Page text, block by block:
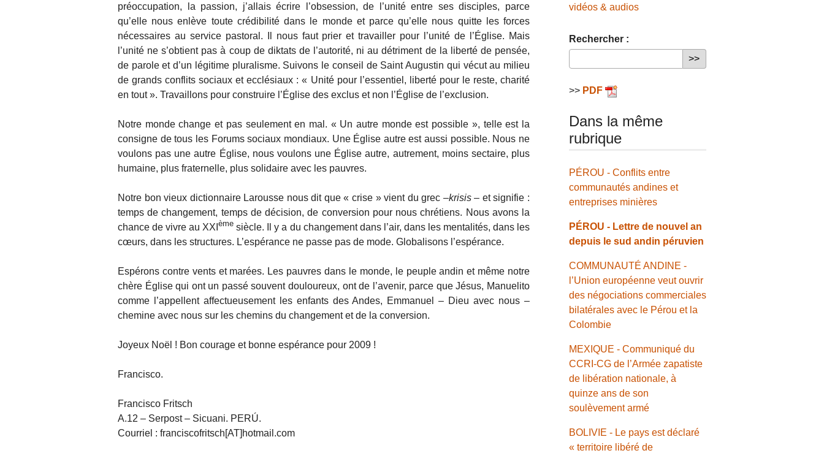
préoccupation, la passion, j’allais écrire l’obsession, de l’unité entre ses disciples, parce
qu’elle nous enlève toute crédibilité dans le monde et parce qu’elle nous quitte les forces
nécessaires au service pastoral. Il nous faut prier et travailler pour l’unité de l’Église. Mais
l’unité ne s’obtient pas à coup de diktats de l’autorité, ni au détriment de la liberté de pensée,
de parole et d’un légitime pluralisme. Suivons le conseil de Saint Augustin qui vécut au milieu
de grands conflits sociaux et ecclésiaux : « Unité pour l’essentiel, liberté pour le reste, charité
en tout ». Travaillons pour construire l’Église des exclus et non l’Église de l’exclusion.
Notre monde change et pas seulement en mal. « Un autre monde est possible », telle est la
consigne de tous les Forums sociaux mondiaux. Une Église autre est aussi possible. Nous ne
voulons pas une autre Église, nous voulons une Église autre, autrement, moins sectaire, plus
humaine, plus fraternelle, plus solidaire avec les pauvres.
Notre bon vieux dictionnaire Larousse nous dit que « crise » vient du grec –krisis– et signifie :
temps de changement, temps de décision, de conversion pour nous chrétiens. Nous avons la
chance de vivre au XXIème siècle. Il y a du changement dans l’air, dans les mentalités, dans les
cœurs, dans les structures. L’espérance ne passe pas de mode. Globalisons l’espérance.
Espérons contre vents et marées. Les pauvres dans le monde, le peuple andin et même notre
chère Église qui ont un passé souvent douloureux, ont de l’avenir, parce que Jésus, Manuelito
comme l’appellent affectueusement les enfants des Andes, Emmanuel – Dieu avec nous –
chemine avec nous sur les chemins du changement et de la conversion.
Joyeux Noël ! Bon courage et bonne espérance pour 2009 !
Francisco.
Francisco Fritsch
A.12 – Serpost – Sicuani. PERÚ.
Courriel : franciscofritsch[AT]hotmail.com
vidéos & audios
Rechercher :
>> PDF
Dans la même
rubrique
PÉROU - Conflits entre
communautés andines et
entreprises minières
PÉROU - Lettre de nouvel an
depuis le sud andin péruvien
COMMUNAUTÉ ANDINE -
l’Union européenne veut ouvrir
des négociations commerciales
bilatérales avec le Pérou et la
Colombie
MEXIQUE - Communiqué du
CCRI-CG de l’Armée zapatiste
de libération nationale, à
quinze ans de son
soulèvement armé
BOLIVIE - Le pays est déclaré
« territoire libéré de